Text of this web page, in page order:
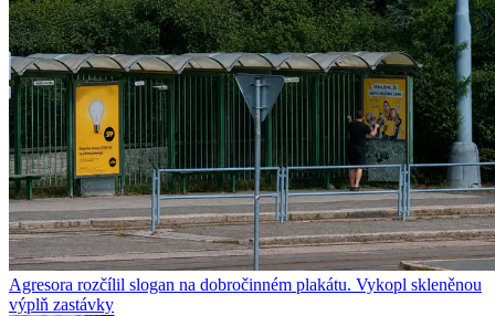
Agresora rozčílil slogan na dobročinném plakátu. Vykopl skleněnou
výplň zastávky